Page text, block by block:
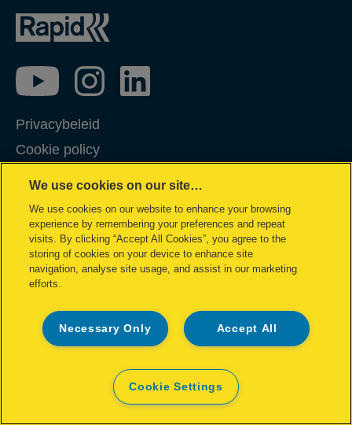
Privacybeleid
Cookie policy
Juridische kennisgeving
Garantievoorwaarden
Colofon
©2026 ACCO Brands
We use cookies on our site…
We use cookies on our website to enhance your browsing
experience by remembering your preferences and repeat
visits. By clicking “Accept All Cookies”, you agree to the
storing of cookies on your device to enhance site
navigation, analyse site usage, and assist in our marketing
efforts.
Accept All
Necessary Only
Cookie Settings